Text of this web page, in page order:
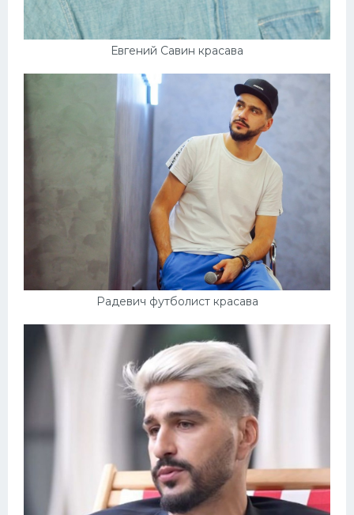
Евгений Савин красава
Радевич футболист красава